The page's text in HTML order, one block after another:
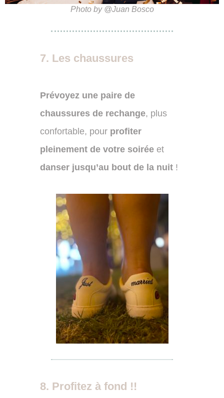
Photo by @Juan Bosco
7. Les chaussures
Prévoyez une paire de
chaussures de rechange, plus
confortable, pour profiter
pleinement de votre soirée et
danser jusqu’au bout de la nuit !
8. Profitez à fond !!